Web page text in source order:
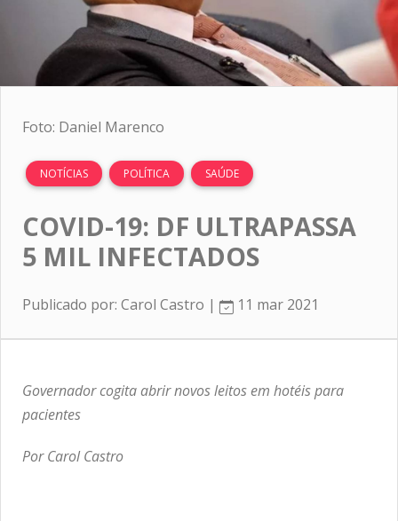
Foto: Daniel Marenco
NOTÍCIAS POLÍTICA SAÚDE
COVID-19: DF ULTRAPASSA
5 MIL INFECTADOS
Publicado por: Carol Castro | 11 mar 2021
Governador cogita abrir novos leitos em hotéis para
pacientes
Por Carol Castro